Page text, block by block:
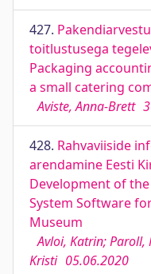
427.
toitlustusega
Packaging
a small catering
Aviste, Anna-Brett
428. Rahvaviiside
arendamine Eesti
Development of
System Software
Museum
Avloi, Katrin; Paroll,
Kristi 05.06.2020